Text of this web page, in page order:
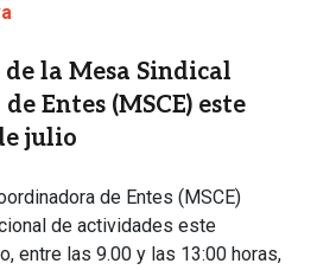
la Mesa Sindical
Entes (MSCE) este
julio
de Entes (MSCE)
de actividades este
entre las 9.00 y las 13:00 horas,